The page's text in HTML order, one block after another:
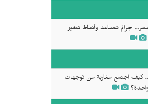
جرائم تتصاعد وأنماط تتغير
كيف اجتمع مغاربة من توجهات